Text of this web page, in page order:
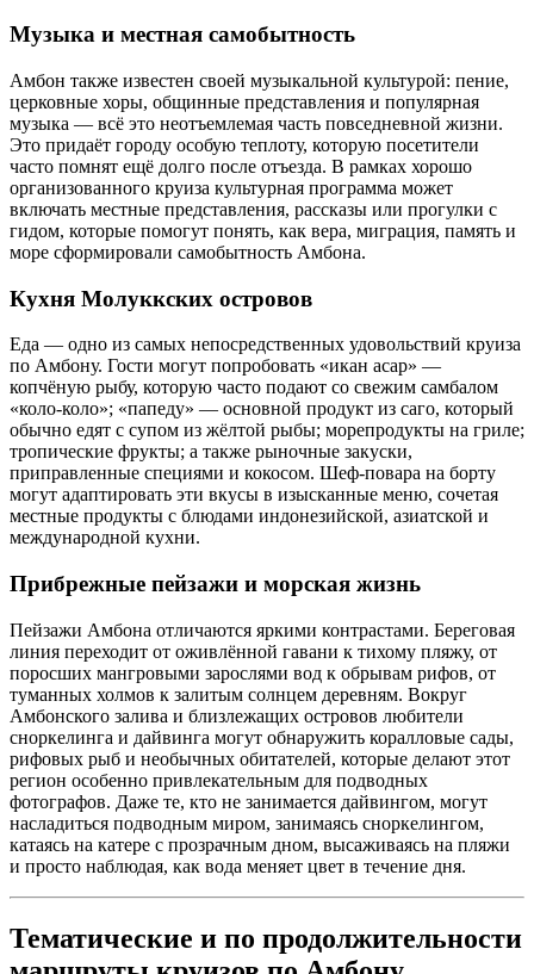
Музыка и местная самобытность
Амбон также известен своей музыкальной культурой: пение,
церковные хоры, общинные представления и популярная
музыка — всё это неотъемлемая часть повседневной жизни.
Это придаёт городу особую теплоту, которую посетители
часто помнят ещё долго после отъезда. В рамках хорошо
организованного круиза культурная программа может
включать местные представления, рассказы или прогулки с
гидом, которые помогут понять, как вера, миграция, память и
море сформировали самобытность Амбона.
Кухня Молуккских островов
Еда — одно из самых непосредственных удовольствий круиза
по Амбону. Гости могут попробовать «икан асар» —
копчёную рыбу, которую часто подают со свежим самбалом
«коло-коло»; «папеду» — основной продукт из саго, который
обычно едят с супом из жёлтой рыбы; морепродукты на гриле;
тропические фрукты; а также рыночные закуски,
приправленные специями и кокосом. Шеф-повара на борту
могут адаптировать эти вкусы в изысканные меню, сочетая
местные продукты с блюдами индонезийской, азиатской и
международной кухни.
Прибрежные пейзажи и морская жизнь
Пейзажи Амбона отличаются яркими контрастами. Береговая
линия переходит от оживлённой гавани к тихому пляжу, от
поросших мангровыми зарослями вод к обрывам рифов, от
туманных холмов к залитым солнцем деревням. Вокруг
Амбонского залива и близлежащих островов любители
сноркелинга и дайвинга могут обнаружить коралловые сады,
рифовых рыб и необычных обитателей, которые делают этот
регион особенно привлекательным для подводных
фотографов. Даже те, кто не занимается дайвингом, могут
насладиться подводным миром, занимаясь сноркелингом,
катаясь на катере с прозрачным дном, высаживаясь на пляжи
и просто наблюдая, как вода меняет цвет в течение дня.
Тематические и по продолжительности